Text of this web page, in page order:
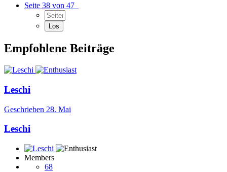
Seite 38 von 47
Empfohlene Beiträge
Leschi
Geschrieben 28. Mai
Leschi
Members
68